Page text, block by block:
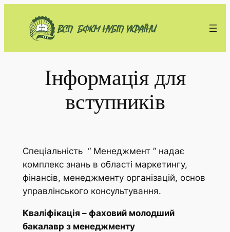
вмісту
Інформація для
вступників
Спеціальність “ Менеджмент ” надає
комплекс знань в області маркетингу,
фінансів, менеджменту організацій, основ
управлінського консультування.
Кваліфікація – фаховий молодший
бакалавр з менеджменту